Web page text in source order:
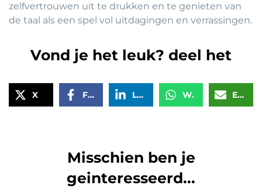
zelfvertrouwen uit te drukken en te genieten van
de taal als een spel vol uitdagingen en verrassingen.
Vond je het leuk? deel het
X Facebook LinkedIn WhatsApp Email
Misschien ben je
geinteresseerd...